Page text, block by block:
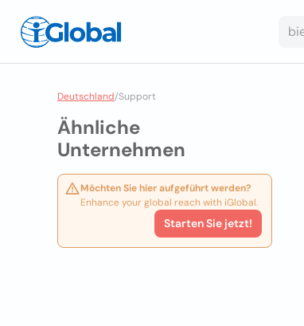
Deutschland/Support
Ähnliche
Unternehmen
Möchten Sie hier aufgeführt werden?
Enhance your global reach with iGlobal.
Starten Sie jetzt!